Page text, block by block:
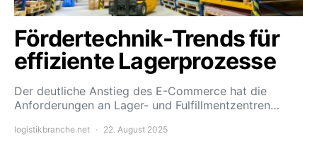
Fördertechnik-Trends für
effiziente Lagerprozesse
Der deutliche Anstieg des E-Commerce hat die
Anforderungen an Lager- und Fulfillmentzentren…
logistikbranche.net 22. August 2025